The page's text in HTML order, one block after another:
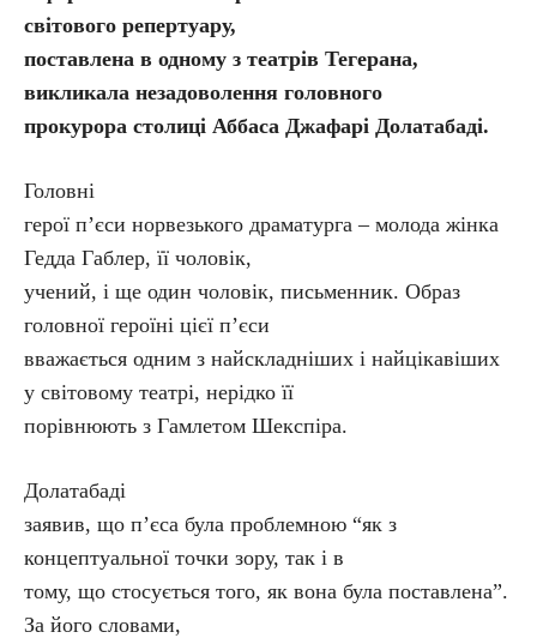
світового репертуару,
поставлена в одному з театрів Тегерана,
викликала незадоволення головного
прокурора столиці Аббаса Джафарі Долатабаді.
Головні
герої п’єси норвезького драматурга – молода жінка
Гедда Габлер, її чоловік,
учений, і ще один чоловік, письменник. Образ
головної героїні цієї п’єси
вважається одним з найскладніших і найцікавіших
у світовому театрі, нерідко її
порівнюють з Гамлетом Шекспіра.
Долатабаді
заявив, що п’єса була проблемною “як з
концептуальної точки зору, так і в
тому, що стосується того, як вона була поставлена”.
За його словами,